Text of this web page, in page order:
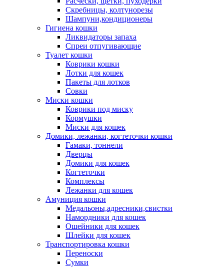
Скребницы, колтунорезы
Шампуни,кондиционеры
Гигиена кошки
Ликвидаторы запаха
Спреи отпугивающие
Туалет кошки
Коврики кошки
Лотки для кошек
Пакеты для лотков
Совки
Миски кошки
Коврики под миску
Кормушки
Миски для кошек
Домики, лежанки, когтеточки кошки
Гамаки, тоннели
Дверцы
Домики для кошек
Когтеточки
Комплексы
Лежанки для кошек
Амуниция кошки
Медальоны,адресники,свистки
Намордники для кошек
Ошейники для кошек
Шлейки для кошек
Транспортировка кошки
Переноски
Сумки